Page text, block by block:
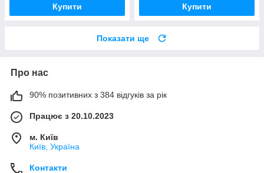
Купити Купити
Показати ще
Про нас
90% позитивних з 384 відгуків за рік
Працює з 20.10.2023
м. Київ
Київ, Україна
Контакти